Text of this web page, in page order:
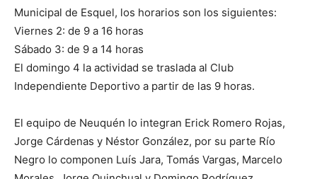
Municipal de Esquel, los horarios son los siguientes:
Viernes 2: de 9 a 16 horas
Sábado 3: de 9 a 14 horas
El domingo 4 la actividad se traslada al Club
Independiente Deportivo a partir de las 9 horas.
El equipo de Neuquén lo integran Erick Romero Rojas,
Jorge Cárdenas y Néstor González, por su parte Río
Negro lo componen Luís Jara, Tomás Vargas, Marcelo